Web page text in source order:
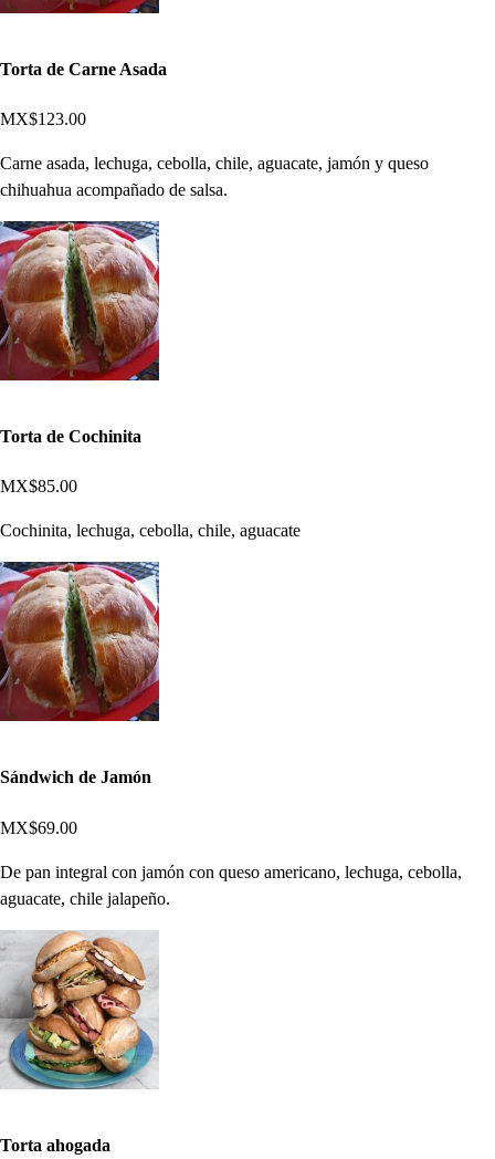
Torta de Carne Asada
MX$123.00
Carne asada, lechuga, cebolla, chile, aguacate, jamón y queso
chihuahua acompañado de salsa.
Torta de Cochinita
MX$85.00
Cochinita, lechuga, cebolla, chile, aguacate
Sándwich de Jamón
MX$69.00
De pan integral con jamón con queso americano, lechuga, cebolla,
aguacate, chile jalapeño.
Torta ahogada